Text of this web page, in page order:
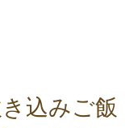
込みご飯